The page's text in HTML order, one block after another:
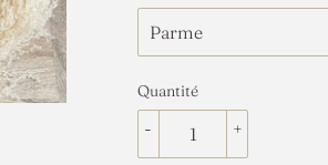
Quantité
+
-